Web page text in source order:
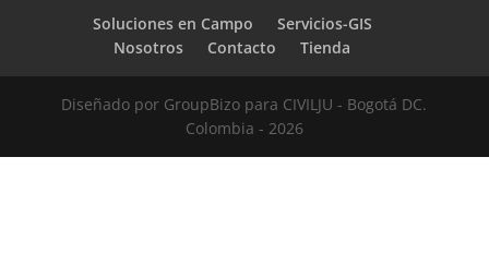
Soluciones en Campo
Servicios-GIS
Nosotros
Contacto Tienda
Diseñado por GroupBizo para CIVILJU - Bogotá DC.
Colombia - 2026